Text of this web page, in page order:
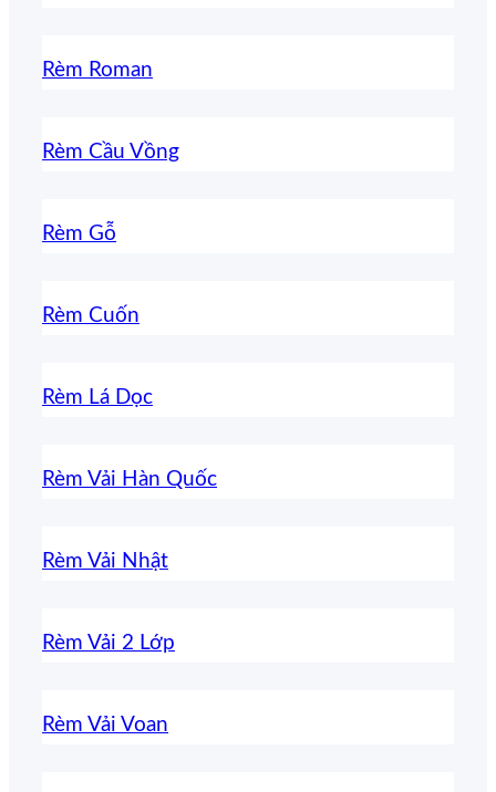
Rèm Roman
Rèm Cầu Vồng
Rèm Gỗ
Rèm Cuốn
Rèm Lá Dọc
Rèm Vải Hàn Quốc
Rèm Vải Nhật
Rèm Vải 2 Lớp
Rèm Vải Voan